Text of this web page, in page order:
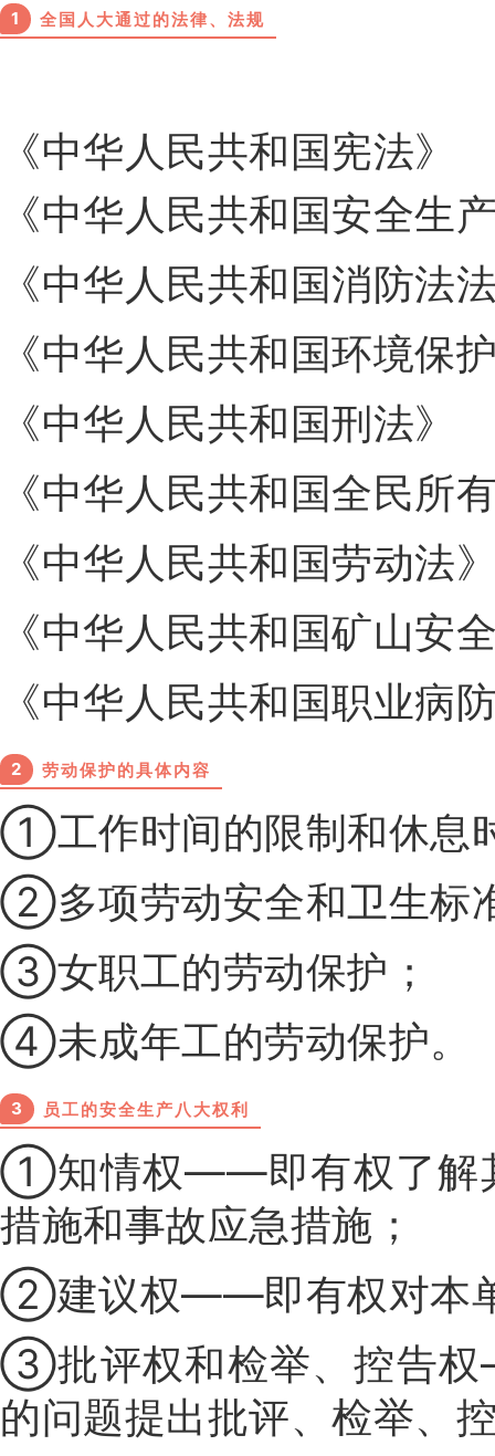
1 全国人大通过的法律、法规
《中华人民共和国宪法》
《中华人民共和国安全生
《中华人民共和国消防法
《中华人民共和国环境保
《中华人民共和国刑法》
《中华人民共和国全民所
《中华人民共和国劳动法
《中华人民共和国矿山安
《中华人民共和国职业病
2 劳动保护的具体内容
①工作时间的限制和休息
②多项劳动安全和卫生标
③女职工的劳动保护；
④未成年工的劳动保护。
3 员工的安全生产八大权利
①知情权——即有权了解
措施和事故应急措施；
②建议权——即有权对本单
③批评权和检举、控告权
的问题提出批评、检举、